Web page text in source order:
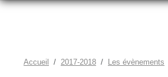
Accueil 2017-2018 Les évènements